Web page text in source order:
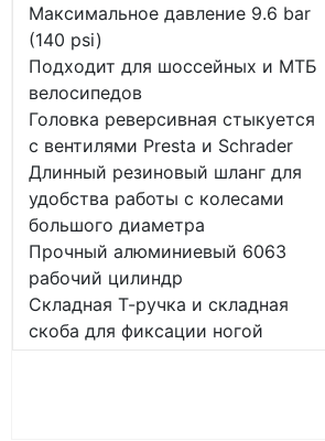
Максимальное давление 9.6 bar
(140 psi)
Подходит для шоссейных и МТБ
велосипедов
Головка реверсивная стыкуется
с вентилями Presta и Schrader
Длинный резиновый шланг для
удобства работы с колесами
большого диаметра
Прочный алюминиевый 6063
рабочий цилиндр
Складная Т-ручка и складная
скоба для фиксации ногой